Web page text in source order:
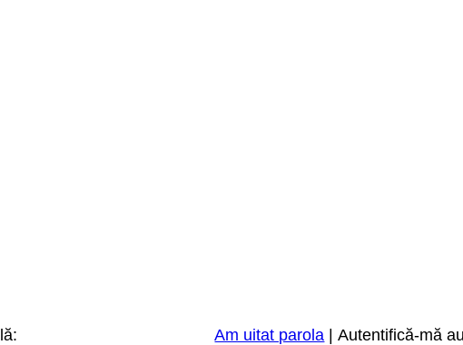
Am uitat parola | Autentifică-mă